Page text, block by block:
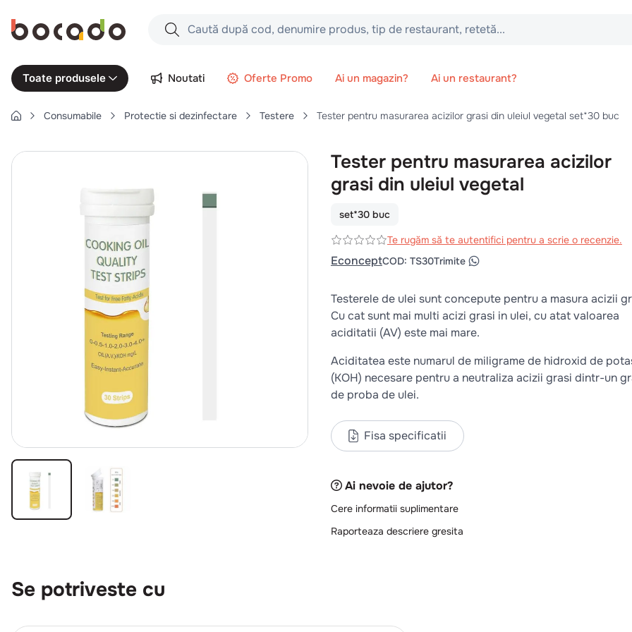
Caută după cod, denumire produs, tip de restaurant, retetă...
Căutări populare
3. pui
burger
Toate produsele Noutati Oferte Promo Ai un magazin? Ai un restaurant?
Consumabile Protectie si dezinfectare Testere Tester pentru masurarea acizilor grasi din uleiul vegetal set*30 buc
Tester pentru masurarea acizilor
grasi din uleiul vegetal
set*30 buc
Te rugăm să te autentifici pentru a scrie o recenzie.
EconceptCOD: TS30Trimite
Testerele de ulei sunt concepute pentru a masura acizii
Cu cat sunt mai multi acizi grasi in ulei, cu atat valoarea
aciditatii (AV) este mai mare.
Aciditatea este numarul de miligrame de hidroxid de
(KOH) necesare pentru a neutraliza acizii grasi dintr-un
de proba de ulei.
Fisa specificatii
Ai nevoie de ajutor?
Cere informatii suplimentare
Raporteaza descriere gresita
Se potriveste cu